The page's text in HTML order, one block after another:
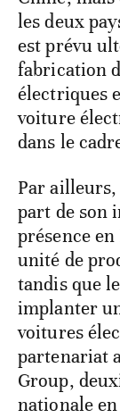
les deux
est prévu
fabrication
électriques
voiture
dans le
Par ailleurs,
part de son
présence
unité de
tandis que
implanter
voitures
partenariat
Group,
nationale